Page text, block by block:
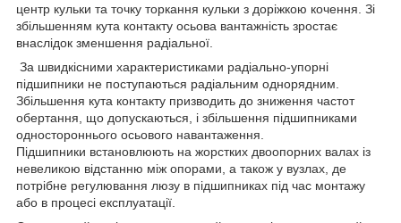
центр кульки та точку торкання кульки з доріжкою кочення. Зі
збільшенням кута контакту осьова вантажність зростає
внаслідок зменшення радіальної.
За швидкісними характеристиками радіально-упорні
підшипники не поступаються радіальним однорядним.
Збільшення кута контакту призводить до зниження частот
обертання, що допускаються, і збільшення підшипниками
одностороннього осьового навантаження.
Підшипники встановлюють на жорстких двоопорних валах із
невеликою відстанню між опорами, а також у вузлах, де
потрібне регулювання люзу в підшипниках під час монтажу
або в процесі експлуатації.